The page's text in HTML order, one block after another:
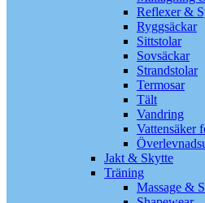
Reflexer &
Ryggsäckar
Sittstolar
Sovsäckar
Strandstolar
Termosar
Tält
Vandring
Vattensäker
Jakt & Skytte
Träning
Massage &